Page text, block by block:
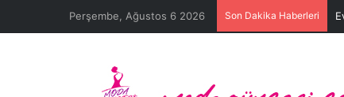
Perşembe, Ağustos 6 2026 Son Dakika Haberleri